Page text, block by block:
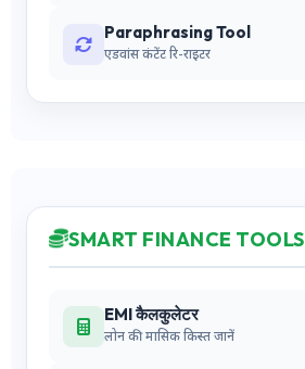
Paraphrasing Tool
एडवांस कंटेंट रि-राइटर
SMART FINANCE TOOLS
EMI कैलकुलेटर
लोन की मासिक किस्त जानें